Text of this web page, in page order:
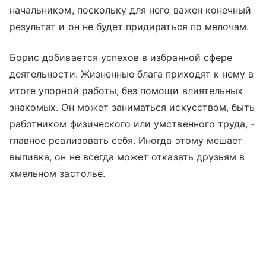
начальником, поскольку для него важен конечный
результат и он не будет придираться по мелочам.
Борис добивается успехов в избранной сфере
деятельности. Жизненные блага приходят к нему в
итоге упорной работы, без помощи влиятельных
знакомых. Он может заниматься искусством, быть
работником физического или умственного труда, -
главное реализовать себя. Иногда этому мешает
выпивка, он не всегда может отказать друзьям в
хмельном застолье.